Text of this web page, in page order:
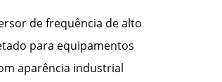
de frequência de alto
para equipamentos
aparência industrial